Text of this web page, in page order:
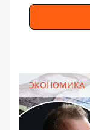
ЭКОНОМИКА